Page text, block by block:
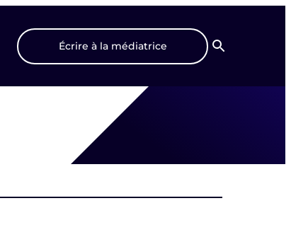
Écrire à la médiatrice
Recherche